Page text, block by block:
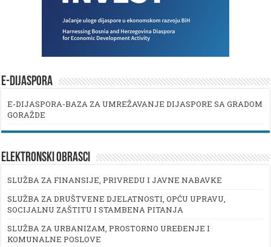
E-DIJASPORA
E-DIJASPORA-BAZA ZA UMREŽAVANJE DIJASPORE SA GRADOM
GORAŽDE
ELEKTRONSKI OBRASCI
SLUŽBA ZA FINANSIJE, PRIVREDU I JAVNE NABAVKE
SLUŽBA ZA DRUŠTVENE DJELATNOSTI, OPĆU UPRAVU,
SOCIJALNU ZAŠTITU I STAMBENA PITANJA
SLUŽBA ZA URBANIZAM, PROSTORNO UREĐENJE I
KOMUNALNE POSLOVE